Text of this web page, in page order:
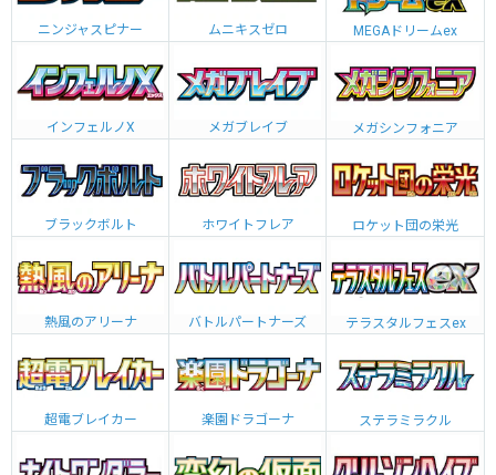
ニンジャスピナー ムニキスゼロ MEGAドリームex
インフェルノX メガブレイブ メガシンフォニア
ブラックボルト ホワイトフレア ロケット団の栄光
熱風のアリーナ バトルパートナーズ テラスタルフェスex
超電ブレイカー 楽園ドラゴーナ ステラミラクル